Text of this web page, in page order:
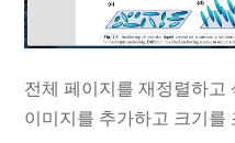
전체 페이지를 재정렬하고
이미지를 추가하고 크기를